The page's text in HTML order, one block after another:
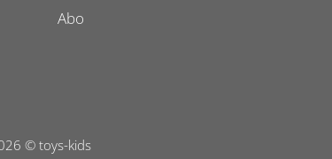
Abo
© toys-kids